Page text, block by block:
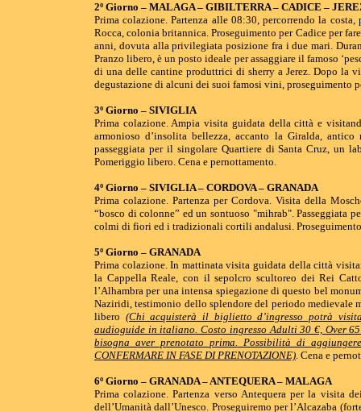
2º Giorno – MALAGA – GIBILTERRA – CADICE –
Prima colazione. Partenza alle 08:30, percorrendo la
Rocca, colonia britannica. Proseguimento per Cadice per
anni, dovuta alla privilegiata posizione fra i due mari.
Pranzo libero, è un posto ideale per assaggiare il famoso
di una delle cantine produttrici di sherry a Jerez. Dopo la
degustazione di alcuni dei suoi famosi vini, proseguimento
3º Giorno – SIVIGLIA
Prima colazione. Ampia visita guidata della città e
armonioso d’insolita bellezza, accanto la Giralda,
passeggiata per il singolare Quartiere di Santa Cruz,
Pomeriggio libero. Cena e pernottamento.
4º Giorno – SIVIGLIA – CORDOVA – GRANADA
Prima colazione. Partenza per Cordova. Visita della
“bosco di colonne” ed un sontuoso "mihrab". Passeggiata
colmi di fiori ed i tradizionali cortili andalusi. Proseguimento
5º Giorno – GRANADA
Prima colazione. In mattinata visita guidata della città
la Cappella Reale, con il sepolcro scultoreo dei Rei
l’Alhambra per una intensa spiegazione di questo bel
Naziridi, testimonio dello splendore del periodo medievale
libero (Chi acquisterà il biglietto d’ingresso potrà
audioguide in italiano. Costo ingresso Adulti 30 €, Over
bisogna aver prenotato prima. Possibilità di
CONFERMARE IN FASE DI PRENOTAZIONE). Cena e
6º Giorno – GRANADA – ANTEQUERA – MALAGA
Prima colazione. Partenza verso Antequera per la visita
dell’Umanità dall’Unesco. Proseguiremo per l’Alcazaba